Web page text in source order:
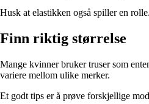
Husk at elastikken også spiller en
Finn riktig størrelse
Mange kvinner bruker truser som
variere mellom ulike merker.
Et godt tips er å prøve forskjellige